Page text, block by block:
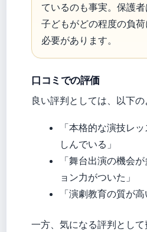
ているのも事実。保護者
子どもがどの程度の負
必要があります。
口コミでの評価
良い評判としては、以下
「本格的な演技レ
しんでいる」
「舞台出演の機会
ョン力がついた」
「演劇教育の質が
一方、気になる評判とし